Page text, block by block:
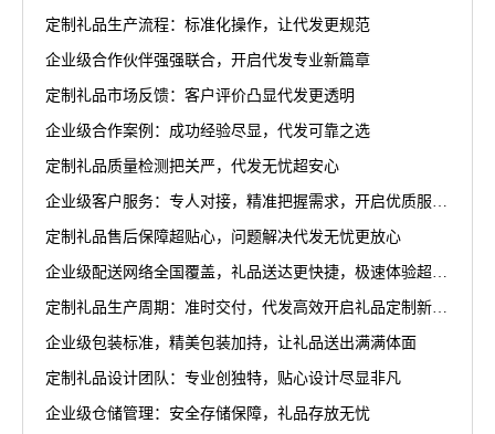
定制礼品生产流程：标准化操作，让代发更规范
企业级合作伙伴强强联合，开启代发专业新篇章
定制礼品市场反馈：客户评价凸显代发更透明
企业级合作案例：成功经验尽显，代发可靠之选
定制礼品质量检测把关严，代发无忧超安心
企业级客户服务：专人对接，精准把握需求，开启优质服务新篇章
定制礼品售后保障超贴心，问题解决代发无忧更放心
企业级配送网络全国覆盖，礼品送达更快捷，极速体验超省心
定制礼品生产周期：准时交付，代发高效开启礼品定制新篇章
企业级包装标准，精美包装加持，让礼品送出满满体面
定制礼品设计团队：专业创独特，贴心设计尽显非凡
企业级仓储管理：安全存储保障，礼品存放无忧